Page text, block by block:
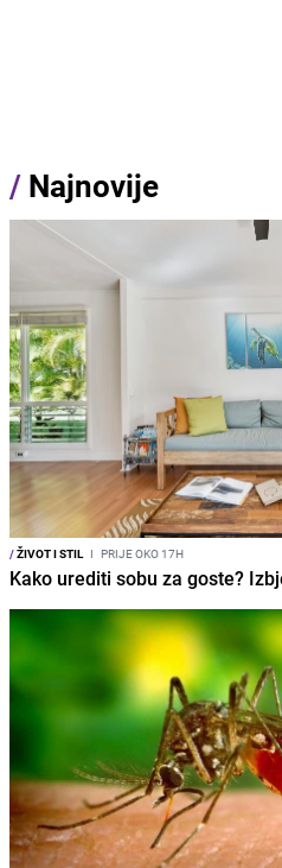
/ Najnovije
/ŽIVOT I STIL I PRIJE OKO 17H
Kako urediti sobu za goste?